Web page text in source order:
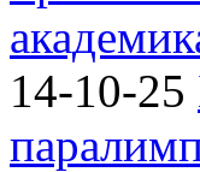
14-10-25